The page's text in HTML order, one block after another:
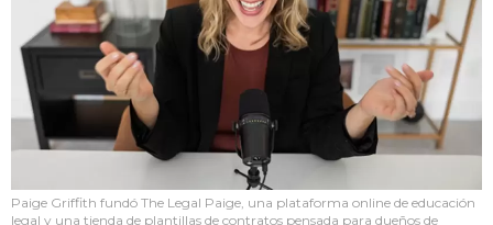
Paige Griffith fundó The Legal Paige, una plataforma online de educación
legal y una tienda de plantillas de contratos pensada para dueños de